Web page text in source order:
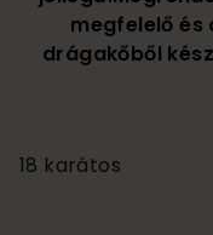
megfelelő
drágakőből
18 karátos